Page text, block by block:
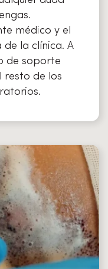
médico y el
la clínica. A
de soporte
resto de los